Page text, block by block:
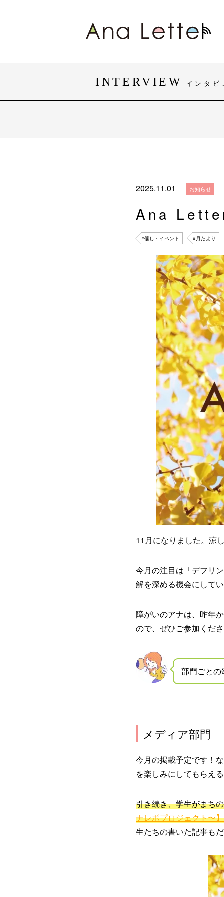
INTERVIEW インタビ
2025.11.01 お知らせ
Ana
#催し・イベント #月たより
11月になりました。涼
今月の注目は「デフリ
解を深める機会にして
障がいのアナは、昨年
ので、ぜひご参加くだ
部門ごと
メディア部門
今月の掲載予定です！
を楽しみにしてもらえ
引き続き、学生がまち
ナレポプロジェクト〜】
生たちの書いた記事も